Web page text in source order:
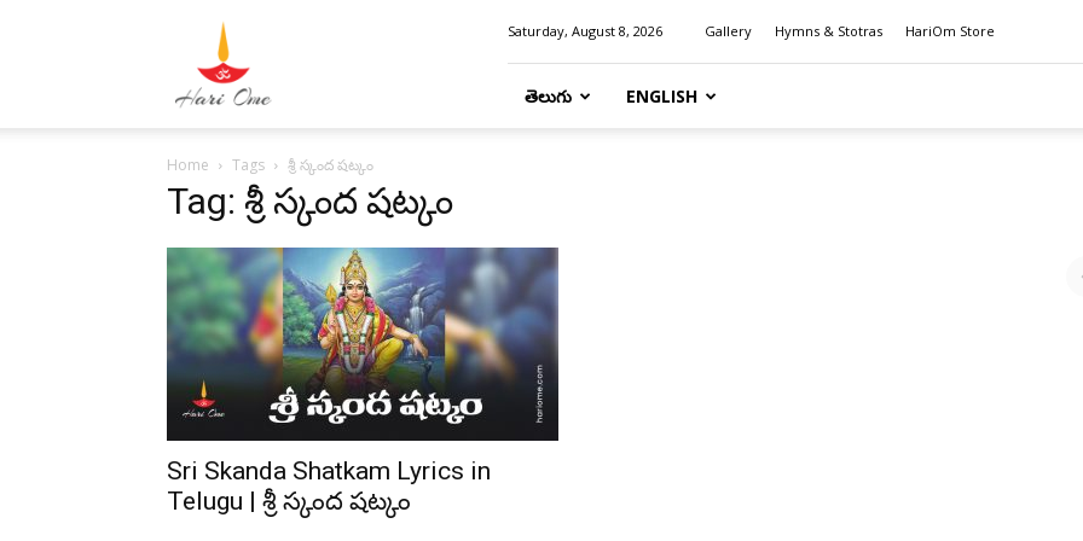
Saturday, August 8, 2026 Gallery Hymns & Stotras HariOm Store
తెలుగు ENGLISH
Home Tags శ్రీ స్కంద షట్కం
Tag: శ్రీ స్కంద షట్కం
Sri Skanda Shatkam Lyrics in
Telugu | శ్రీ స్కంద షట్కం